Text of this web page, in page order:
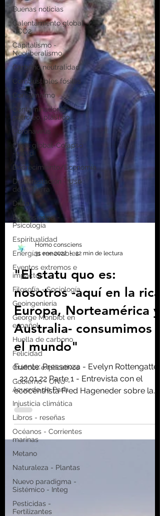
Buenas noticias
Calentamiento global
- CO2
Capitalismo -
Neoliberalismo
Carbono neutralidad
Combustibles fósiles
Consumismo
Contaminadores:
petróleo, plástico
Coronavirus
Crisis global-Colapso
-Covid
Decrecimiento/Economía
Desforestación - Uso
de la Tierra
Dieta
Ecoansiedad -
Psicología
Espiritualidad
Energías renovables
Eventos extremos e
impactos
Filosofía - Sociología
Geoingeniería
George Monbiot en
español
Huella de carbono
Felicidad
Gráficos explicativos
Gobierno - ONU -
Acuerdo de Paris
Injusticia climática
Libros - reseñas
Océanos - Corrientes
marinas
Metano
Naturaleza - Plantas
Nuevo paradigma -
Sistémico - Integ
Pesticidas -
Fertilizantes
Homo consciens
31 ene 2022
22 min de lectura
"El statu quo es:
nosotros -aquí en la rica
Europa, Norteamérica y
Australia- consumimos
el mundo"
Fuente: Pressenza - Evelyn Rottengatter
- 22.01.22 Parte 1 - Entrevista con el
ecocentrista Fred Hageneder sobre la
alteración del clima,...